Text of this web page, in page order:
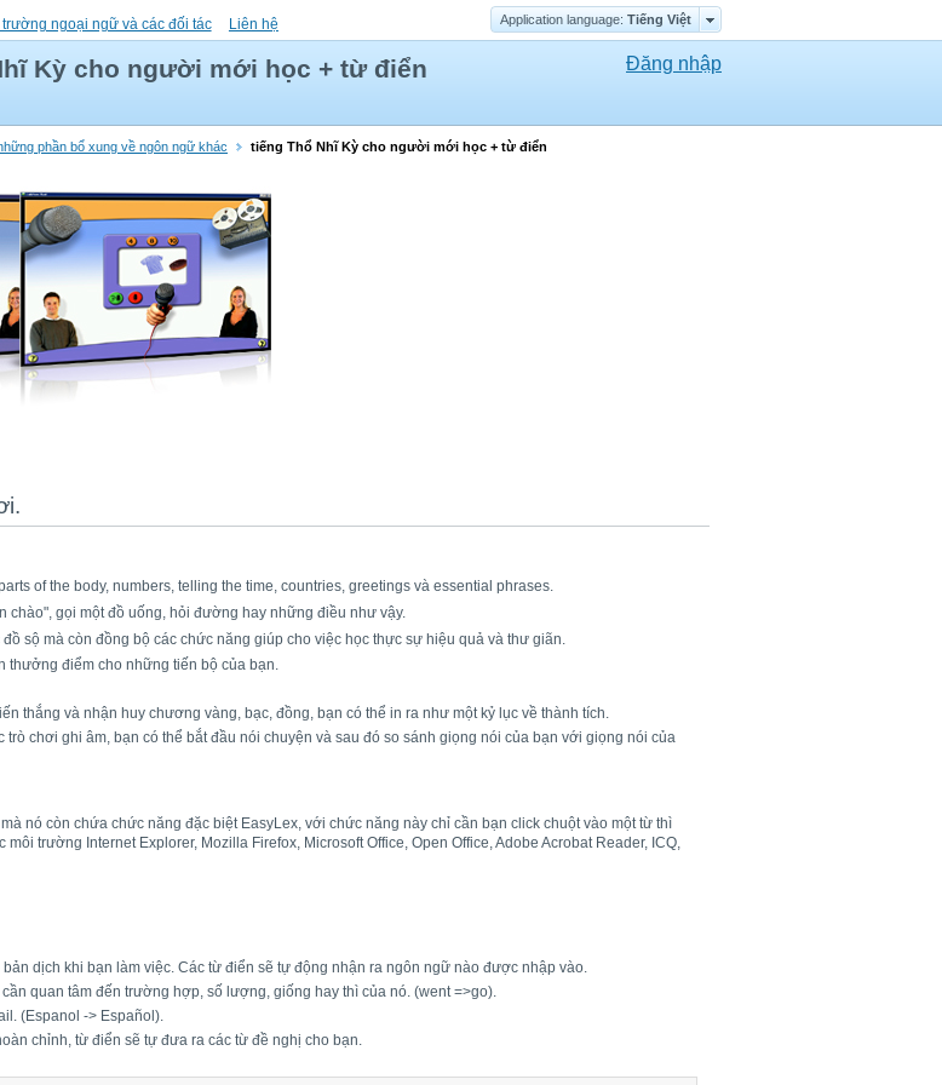
ngoại ngữ và các đối tác Liên hệ Application language: Tiếng Việt
Kỳ cho người mới học + từ điển Đăng nhập
phần bổ xung về ngôn ngữ khác tiếng Thổ Nhĩ Kỳ cho người mới học + từ điển
of the body, numbers, telling the time, countries, greetings và essential phrases.
gọi một đồ uống, hỏi đường hay những điều như vậy.
sộ mà còn đồng bộ các chức năng giúp cho việc học thực sự hiệu quả và thư giãn.
thưởng điểm cho những tiến bộ của bạn.
thắng và nhận huy chương vàng, bạc, đồng, bạn có thể in ra như một kỷ lục về thành tích.
chơi ghi âm, bạn có thể bắt đầu nói chuyện và sau đó so sánh giọng nói của bạn với giọng nói của
nó còn chứa chức năng đặc biệt EasyLex, với chức năng này chỉ cần bạn click chuột vào một từ thì
trường Internet Explorer, Mozilla Firefox, Microsoft Office, Open Office, Adobe Acrobat Reader, ICQ,
dịch khi bạn làm việc. Các từ điển sẽ tự động nhận ra ngôn ngữ nào được nhập vào.
quan tâm đến trường hợp, số lượng, giống hay thì của nó. (went =>go).
(Espanol -> Español).
chỉnh, từ điển sẽ tự đưa ra các từ đề nghị cho bạn.